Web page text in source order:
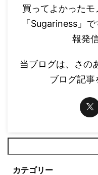
買ってよかった
「Sugariness」
報発
当ブログは、さの
ブログ記事
カテゴリー